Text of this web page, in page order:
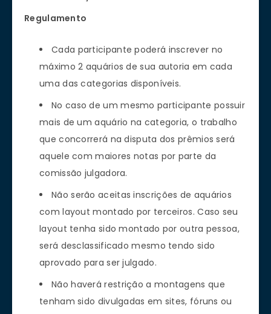
Regulamento
Cada participante poderá inscrever no
máximo 2 aquários de sua autoria em cada
uma das categorias disponíveis.
No caso de um mesmo participante possuir
mais de um aquário na categoria, o trabalho
que concorrerá na disputa dos prêmios será
aquele com maiores notas por parte da
comissão julgadora.
Não serão aceitas inscrições de aquários
com layout montado por terceiros. Caso seu
layout tenha sido montado por outra pessoa,
será desclassificado mesmo tendo sido
aprovado para ser julgado.
Não haverá restrição a montagens que
tenham sido divulgadas em sites, fóruns ou